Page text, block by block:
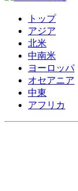
トップ
アジア
北米
中南米
ヨーロッパ
オセアニア
中東
アフリカ